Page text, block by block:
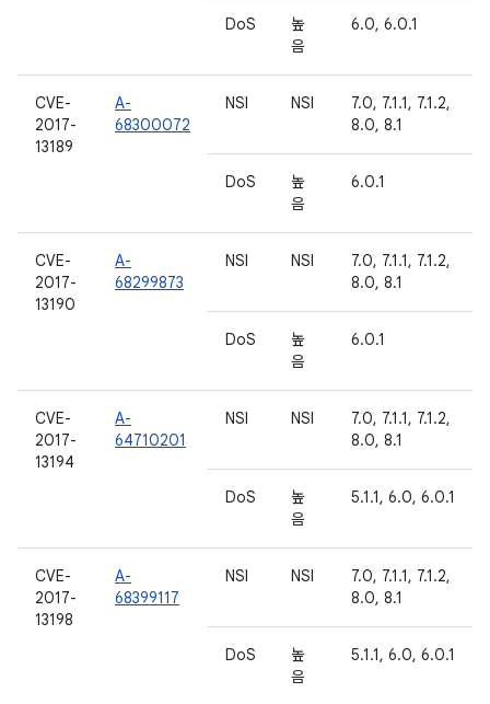
DoS
높
음
6.0, 6.0.1
CVE-
2017-
13189
A-
68300072
NSI NSI
7.0, 7.1.1, 7.1.2,
8.0, 8.1
DoS
높
음
6.0.1
CVE-
2017-
13190
A-
68299873
NSI NSI
7.0, 7.1.1, 7.1.2,
8.0, 8.1
DoS
높
음
6.0.1
CVE-
2017-
13194
A-
64710201
NSI NSI
7.0, 7.1.1, 7.1.2,
8.0, 8.1
DoS
높
음
5.1.1, 6.0, 6.0.1
CVE-
2017-
13198
A-
68399117
NSI NSI
7.0, 7.1.1, 7.1.2,
8.0, 8.1
DoS
높
음
5.1.1, 6.0, 6.0.1